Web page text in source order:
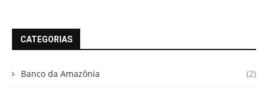
CATEGORIAS
Banco da Amazônia (2)